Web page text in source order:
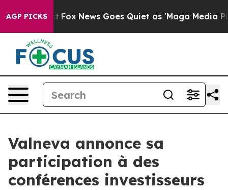
AGP PICKS
Exist Fox News Goes Quiet as 'Maga Media
Valneva annonce sa
participation à des
conférences investisseurs